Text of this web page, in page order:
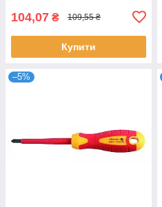
104,07 ₴ 109,55 ₴
Купити
–5%